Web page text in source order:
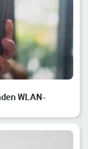
WLAN-